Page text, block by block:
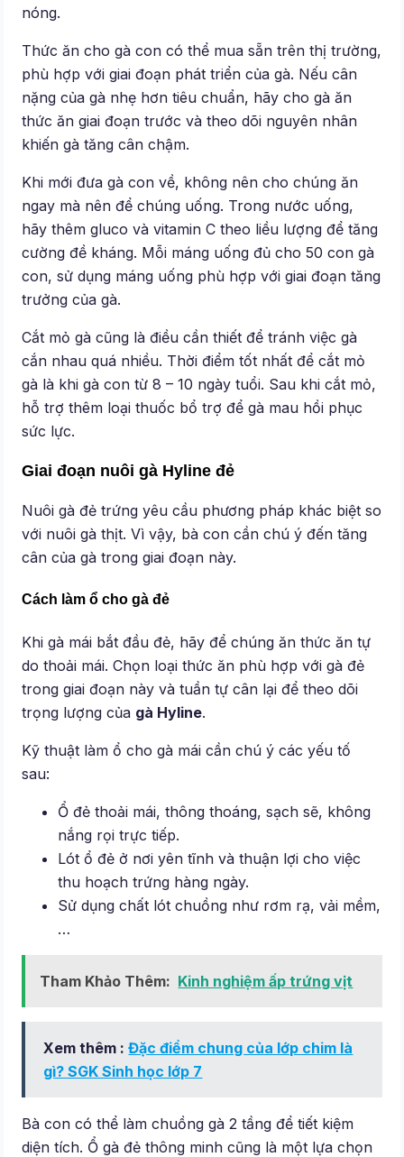
nóng.
Thức ăn cho gà con có thể mua sẵn trên thị trường,
phù hợp với giai đoạn phát triển của gà. Nếu cân
nặng của gà nhẹ hơn tiêu chuẩn, hãy cho gà ăn
thức ăn giai đoạn trước và theo dõi nguyên nhân
khiến gà tăng cân chậm.
Khi mới đưa gà con về, không nên cho chúng ăn
ngay mà nên để chúng uống. Trong nước uống,
hãy thêm gluco và vitamin C theo liều lượng để tăng
cường đề kháng. Mỗi máng uống đủ cho 50 con gà
con, sử dụng máng uống phù hợp với giai đoạn tăng
trưởng của gà.
Cắt mỏ gà cũng là điều cần thiết để tránh việc gà
cắn nhau quá nhiều. Thời điểm tốt nhất để cắt mỏ
gà là khi gà con từ 8 – 10 ngày tuổi. Sau khi cắt mỏ,
hỗ trợ thêm loại thuốc bổ trợ để gà mau hồi phục
sức lực.
Giai đoạn nuôi gà Hyline đẻ
Nuôi gà đẻ trứng yêu cầu phương pháp khác biệt so
với nuôi gà thịt. Vì vậy, bà con cần chú ý đến tăng
cân của gà trong giai đoạn này.
Cách làm ổ cho gà đẻ
Khi gà mái bắt đầu đẻ, hãy để chúng ăn thức ăn tự
do thoải mái. Chọn loại thức ăn phù hợp với gà đẻ
trong giai đoạn này và tuần tự cân lại để theo dõi
trọng lượng của gà Hyline.
Kỹ thuật làm ổ cho gà mái cần chú ý các yếu tố
sau:
Ổ đẻ thoải mái, thông thoáng, sạch sẽ, không
nắng rọi trực tiếp.
Lót ổ đẻ ở nơi yên tĩnh và thuận lợi cho việc
thu hoạch trứng hàng ngày.
Sử dụng chất lót chuồng như rơm rạ, vải mềm,
…
Tham Khảo Thêm: Kinh nghiệm ấp trứng vịt
Xem thêm :Đặc điểm chung của lớp chim là
gì? SGK Sinh học lớp 7
Bà con có thể làm chuồng gà 2 tầng để tiết kiệm
diện tích. Ổ gà đẻ thông minh cũng là một lựa chọn